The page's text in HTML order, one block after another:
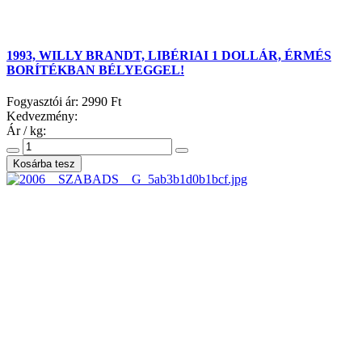
1993, WILLY BRANDT, LIBÉRIAI 1 DOLLÁR, ÉRMÉS
BORÍTÉKBAN BÉLYEGGEL!
Fogyasztói ár: 2990 Ft
Kedvezmény:
Ár / kg: